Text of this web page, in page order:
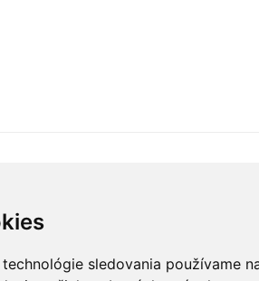
sledovania používame